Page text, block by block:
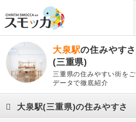
大泉駅の住みやす
(三重県)
三重県の住みやすい街を
データで徹底紹介
大泉駅(三重県)の住みやすさ